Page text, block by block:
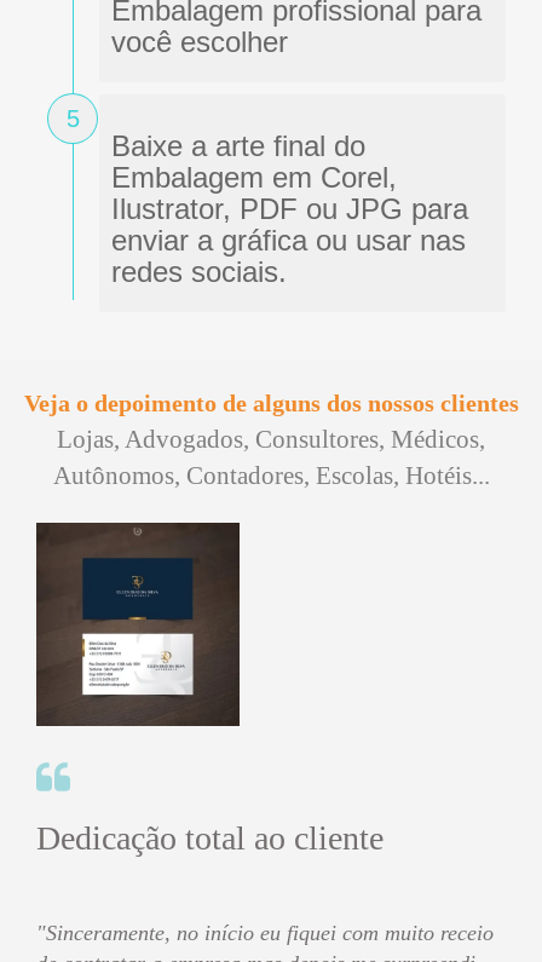
Embalagem profissional para
você escolher
5
Baixe a arte final do
Embalagem em Corel,
Ilustrator, PDF ou JPG para
enviar a gráfica ou usar nas
redes sociais.
Veja o depoimento de alguns dos nossos clientes
Lojas, Advogados, Consultores, Médicos,
Autônomos, Contadores, Escolas, Hotéis...
Dedicação total ao cliente
"Sinceramente, no início eu fiquei com muito receio